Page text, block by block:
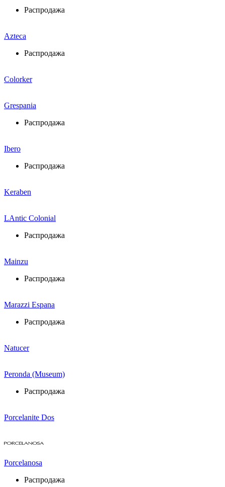
Распродажа
Azteca
Распродажа
Colorker
Grespania
Распродажа
Ibero
Распродажа
Keraben
LAntic Colonial
Распродажа
Mainzu
Распродажа
Marazzi Espana
Распродажа
Natucer
Peronda (Museum)
Распродажа
Porcelanite Dos
Porcelanosa
Распродажа